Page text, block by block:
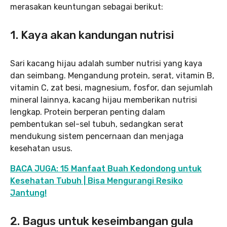
merasakan keuntungan sebagai berikut:
1. Kaya akan kandungan nutrisi
Sari kacang hijau adalah sumber nutrisi yang kaya
dan seimbang. Mengandung protein, serat, vitamin B,
vitamin C, zat besi, magnesium, fosfor, dan sejumlah
mineral lainnya, kacang hijau memberikan nutrisi
lengkap. Protein berperan penting dalam
pembentukan sel-sel tubuh, sedangkan serat
mendukung sistem pencernaan dan menjaga
kesehatan usus.
BACA JUGA: 15 Manfaat Buah Kedondong untuk
Kesehatan Tubuh | Bisa Mengurangi Resiko
Jantung!
2. Bagus untuk keseimbangan gula